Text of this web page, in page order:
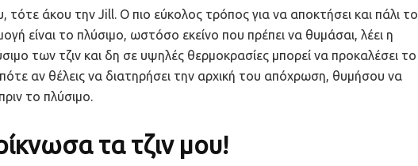
τότε άκου την Jill. Ο πιο εύκολος τρόπος για να αποκτήσει και πάλι το
είναι το πλύσιμο, ωστόσο εκείνο που πρέπει να θυμάσαι, λέει η
των τζιν και δη σε υψηλές θερμοκρασίες μπορεί να προκαλέσει το
αν θέλεις να διατηρήσει την αρχική του απόχρωση, θυμήσου να
το πλύσιμο.
τα τζιν μου!